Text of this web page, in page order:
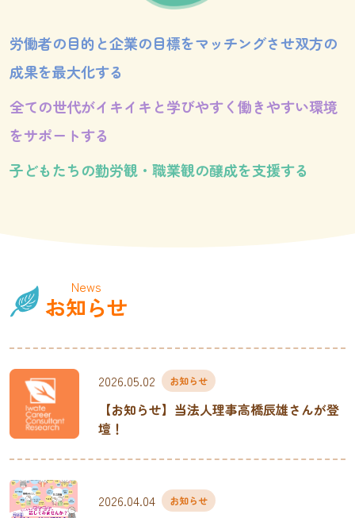
労働者の目的と企業の目標をマッチングさせ双方の
成果を最大化する
全ての世代がイキイキと学びやすく働きやすい環境
をサポートする
子どもたちの勤労観・職業観の醸成を支援する
News
お知らせ
2026.05.02 お知らせ
【お知らせ】当法人理事高橋辰雄さんが登
壇！
2026.04.04 お知らせ